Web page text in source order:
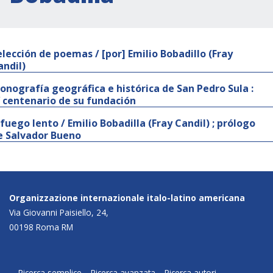
de poemas / [por] Emilio Bobadillo (Fray
geográfica e histórica de San Pedro Sula :
centenario de su fundación
lento / Emilio Bobadilla (Fray Candil) ; prólogo
Salvador Bueno
Organizzazione internazionale italo-latino americana
Via Giovanni Paisiello, 24,
00198 Roma RM